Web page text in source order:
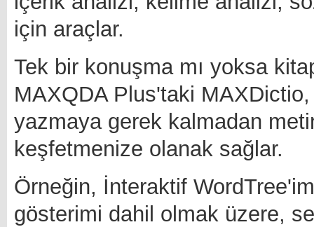
için araçlar.
Tek bir konuşma mı yoksa
MAXQDA Plus'taki
yazmaya gerek kalmadan
keşfetmenize olanak sağlar.
Örneğin, İnteraktif
gösterimi dahil olmak üzere,